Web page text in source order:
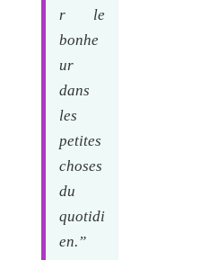
r le
bonhe
ur
dans
les
petites
choses
du
quotidi
en.”